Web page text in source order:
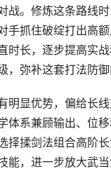
战。修炼这条路线
手抓住破绽打出高
时长，逐步提高实
，弥补这套打法防
明显优势，偏给长
体系兼顾输出、位
择揉剑法组合高阶
能，进一步放大武